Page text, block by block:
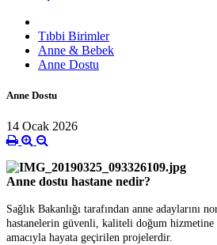
Tıbbi Birimler
Anne & Bebek
Anne Dostu
Anne Dostu
14 Ocak 2026
Anne dostu hastane nedir?
Sağlık Bakanlığı tarafından anne adaylarını
hastanelerin güvenli, kaliteli doğum hizmetine
amacıyla hayata geçirilen projelerdir.